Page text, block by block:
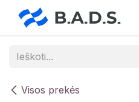
Skip to Content
Visos prekės